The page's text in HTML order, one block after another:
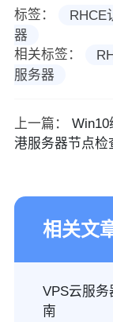
标签： RHCE
器
相关标签：
服务器
上一篇：
Win10
港服务器节点检
相关文
VPS云服
南